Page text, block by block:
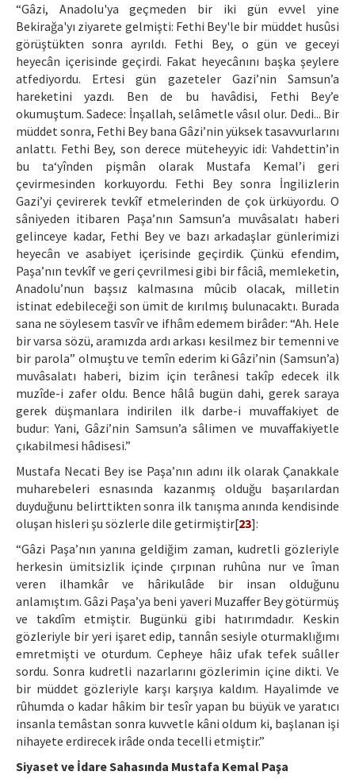
“Gâzi, Anadolu'ya geçmeden bir iki gün evvel yine
Bekirağa'yı ziyarete gelmişti: Fethi Bey'le bir müddet husûsi
görüştükten sonra ayrıldı. Fethi Bey, o gün ve geceyi
heyecân içerisinde geçirdi. Fakat heyecânını başka şeylere
atfediyordu. Ertesi gün gazeteler Gazi’nin Samsun’a
hareketini yazdı. Ben de bu havâdisi, Fethi Bey’e
okumuştum. Sadece: İnşallah, selâmetle vâsıl olur. Dedi... Bir
müddet sonra, Fethi Bey bana Gâzi’nin yüksek tasavvurlarını
anlattı. Fethi Bey, son derece müteheyyic idi: Vahdettin’in
bu ta‘yînden pişmân olarak Mustafa Kemal’i geri
çevirmesinden korkuyordu. Fethi Bey sonra İngilizlerin
Gazi’yi çevirerek tevkîf etmelerinden de çok ürküyordu. O
sâniyeden itibaren Paşa’nın Samsun’a muvâsalatı haberi
gelinceye kadar, Fethi Bey ve bazı arkadaşlar günlerimizi
heyecân ve asabiyet içerisinde geçirdik. Çünkü efendim,
Paşa’nın tevkîf ve geri çevrilmesi gibi bir fâciâ, memleketin,
Anadolu’nun başsız kalmasına mûcib olacak, milletin
istinat edebileceği son ümit de kırılmış bulunacaktı. Burada
sana ne söylesem tasvîr ve ifhâm edemem birâder: “Ah. Hele
bir varsa sözü, aramızda ardı arkası kesilmez bir temenni ve
bir parola” olmuştu ve temîn ederim ki Gâzi’nin (Samsun’a)
muvâsalatı haberi, bizim için terânesi takîp edecek ilk
muzîde-i zafer oldu. Bence hâlâ bugün dahi, gerek saraya
gerek düşmanlara indirilen ilk darbe-i muvaffakiyet de
budur: Yani, Gâzi’nin Samsun’a sâlimen ve muvaffakiyetle
çıkabilmesi hâdisesi.”
Mustafa Necati Bey ise Paşa’nın adını ilk olarak Çanakkale
muharebeleri esnasında kazanmış olduğu başarılardan
duyduğunu belirttikten sonra ilk tanışma anında kendisinde
oluşan hisleri şu sözlerle dile getirmiştir[23]:
“Gâzi Paşa’nın yanına geldiğim zaman, kudretli gözleriyle
herkesin ümitsizlik içinde çırpınan ruhûna nur ve îman
veren ilhamkâr ve hârikulâde bir insan olduğunu
anlamıştım. Gâzi Paşa’ya beni yaveri Muzaffer Bey götürmüş
ve takdîm etmiştir. Bugünkü gibi hatırımdadır. Keskin
gözleriyle bir yeri işaret edip, tannân sesiyle oturmaklığımı
emretmişti ve oturdum. Cepheye hâiz ufak tefek suâller
sordu. Sonra kudretli nazarlarını gözlerimin içine dikti. Ve
bir müddet gözleriyle karşı karşıya kaldım. Hayalimde ve
rûhumda o kadar hâkim bir tesîr yapan bu büyük ve yaratıcı
insanla temâstan sonra kuvvetle kâni oldum ki, başlanan işi
nihayete erdirecek irâde onda tecelli etmiştir.”
Siyaset ve İdare Sahasında Mustafa Kemal Paşa